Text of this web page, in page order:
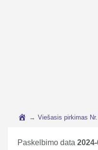
→ Viešasis pirkimas
Paskelbimo data